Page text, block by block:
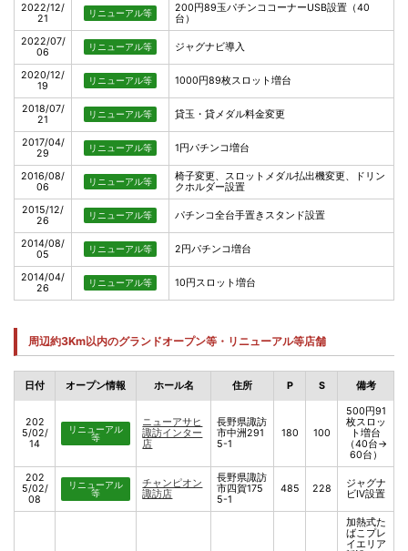
2022/12/
21
リニューアル等
200円89玉パチンココーナーUSB設置（40
台）
2022/07/
06
リニューアル等 ジャグナビ導入
2020/12/
19
リニューアル等 1000円89枚スロット増台
2018/07/
21
リニューアル等 貸玉・貸メダル料金変更
2017/04/
29
リニューアル等 1円パチンコ増台
2016/08/
06
リニューアル等
椅子変更、スロットメダル払出機変更、ドリン
クホルダー設置
2015/12/
26
リニューアル等 パチンコ全台手置きスタンド設置
2014/08/
05
リニューアル等 2円パチンコ増台
2014/04/
26
リニューアル等 10円スロット増台
周辺約3Km以内のグランドオープン等・リニューアル等店舗
日付 オープン情報 ホール名 住所 P S 備考
202
5/02/
14
リニューアル
等
ニューアサヒ
諏訪インター
店
長野県諏訪
市中洲291
5-1
180 100
500円91
枚スロッ
ト増台
（40台→
60台）
202
5/02/
08
リニューアル
等
チャンピオン
諏訪店
長野県諏訪
市四賀175
5-1
485 228
ジャグナ
ビⅣ設置
加熱式た
ばこプレ
イエリア